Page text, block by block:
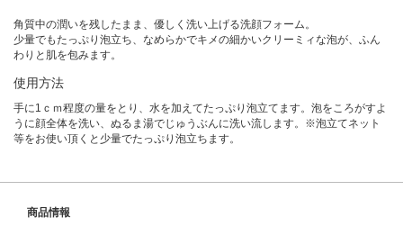
角質中の潤いを残したまま、優しく洗い上げる洗顔フォーム。
少量でもたっぷり泡立ち、なめらかでキメの細かいクリーミィな泡が、ふん
わりと肌を包みます。
使用方法
手に1ｃｍ程度の量をとり、水を加えてたっぷり泡立てます。泡をころがすよ
うに顔全体を洗い、ぬるま湯でじゅうぶんに洗い流します。※泡立てネット
等をお使い頂くと少量でたっぷり泡立ちます。
商品情報